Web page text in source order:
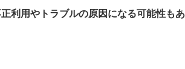
利用やトラブルの原因になる可能性も